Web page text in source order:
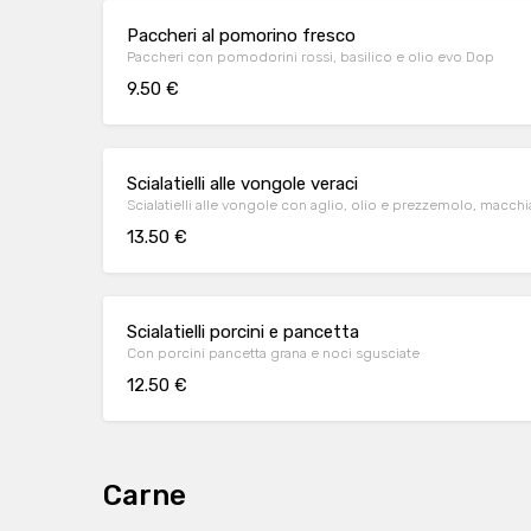
Paccheri al pomorino fresco
Paccheri con pomodorini rossi, basilico e olio evo Dop
9.50 €
Scialatielli alle vongole veraci
Scialatielli alle vongole con aglio, olio e prezzemolo,
13.50 €
Scialatielli porcini e pancetta
Con porcini pancetta grana e noci sgusciate
12.50 €
Carne